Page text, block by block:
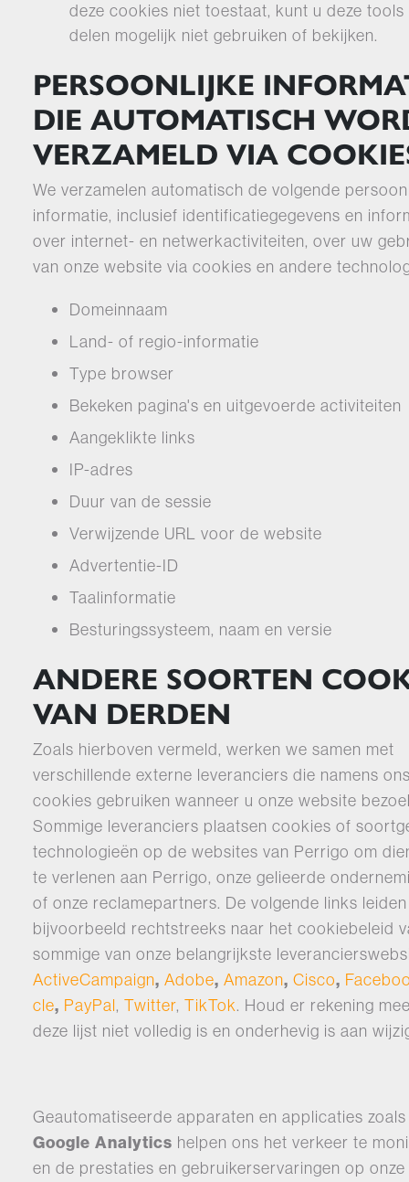
deze cookies niet toestaat, kunt u deze
delen mogelijk niet gebruiken of bekijken.
PERSOONLIJKE
DIE AUTOMATISCH
VERZAMELD VIA
We verzamelen automatisch de volgende
informatie, inclusief identificatiegegevens en
over internet- en netwerkactiviteiten, over uw
van onze website via cookies en andere
Domeinnaam
Land- of regio-informatie
Type browser
Bekeken pagina's en uitgevoerde activiteiten
Aangeklikte links
IP-adres
Duur van de sessie
Verwijzende URL voor de website
Advertentie-ID
Taalinformatie
Besturingssysteem, naam en versie
ANDERE SOORTEN
VAN DERDEN
Zoals hierboven vermeld, werken we samen met
verschillende externe leveranciers die namens
cookies gebruiken wanneer u onze website
Sommige leveranciers plaatsen cookies of
technologieën op de websites van Perrigo om
te verlenen aan Perrigo, onze gelieerde
of onze reclamepartners. De volgende links
bijvoorbeeld rechtstreeks naar het cookiebeleid
sommige van onze belangrijkste
ActiveCampaign, Adobe, Amazon, Cisco,
cle, PayPal, Twitter, TikTok. Houd er rekening
deze lijst niet volledig is en onderhevig is aan
Geautomatiseerde apparaten en applicaties zoals
Google Analytics helpen ons het verkeer te
en de prestaties en gebruikerservaringen op onze